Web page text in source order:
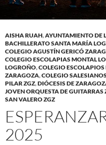
AISHA RUAH,AYUNTAMIENTO DE
BACHILLERATO SANTA MARÍA
COLEGIO AGUSTÍN GERICÓ
COLEGIO ESCOLAPIAS MONTAL
LOGROÑO,COLEGIO
ZARAGOZA,COLEGIO
PILAR ZGZ,DIÓCESIS DE
JOVEN ORQUESTA DE GUITARRAS
SAN VALERO ZGZ
2025